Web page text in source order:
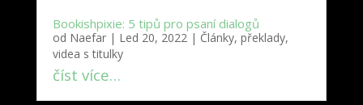
Bookishpixie: 5 tipů pro psaní dialogů
od Naefar| Led 20, 2022 | Články, překlady,
videa s titulky
číst více…